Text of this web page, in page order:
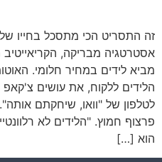
מתסכל בחייו של איש שיווק:
הקריאייטיב מדויק, הטרגוט
במחיר חלומי. האוטומציה בטח
את עושים צ'קאפ שבועי
שיחקתם אותה". אבל
"הלידים לא רלוונטיים", הוא